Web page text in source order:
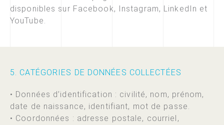
disponibles sur Facebook, Instagram, LinkedIn et
YouTube.
5. CATÉGORIES DE DONNÉES COLLECTÉES
• Données d’identification : civilité, nom, prénom,
date de naissance, identifiant, mot de passe.
• Coordonnées : adresse postale, courriel,